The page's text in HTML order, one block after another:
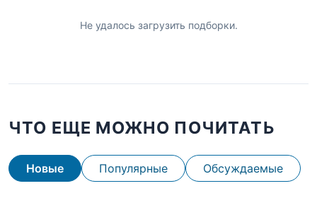
Не удалось загрузить подборки.
ЧТО ЕЩЕ МОЖНО ПОЧИТАТЬ
Новые Популярные Обсуждаемые